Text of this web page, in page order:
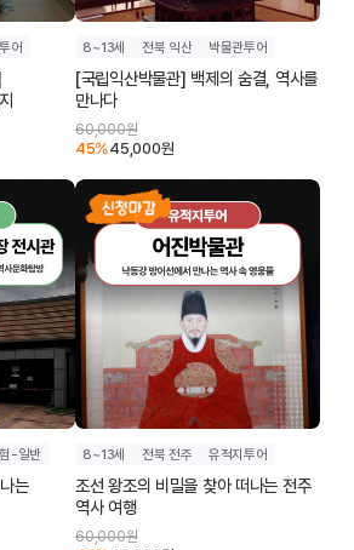
어 8~13세 전북 익산 박물관투어
[국립익산박물관] 백제의 숨결, 역사를
만나다
60,000원
45%45,000원
-일반
는
8~13세 전북 전주 유적지투어
조선 왕조의 비밀을 찾아 떠나는 전주
역사 여행
60,000원